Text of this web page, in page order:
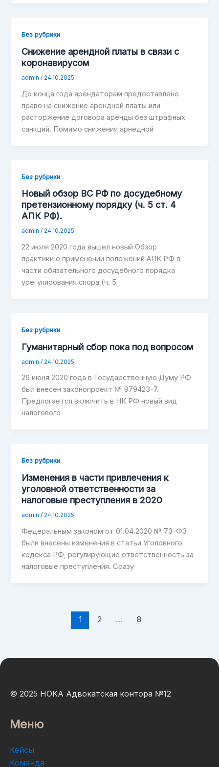
Без рубрики
Снижение арендной платы в связи с
коронавирусом
admin/ 24.10.2025
До конца года арендаторам предоставлено
право на снижение арендной платы или
расторжение договора аренды без штрафных
санкций. Помимо снижения арнедной
Без рубрики
Новый обзор ВС РФ по досудебному
претензионному порядку (ч. 5 ст. 4
АПК РФ).
admin/ 24.10.2025
22 июля 2020 года вышел новый Обзор
практики о применении положений АПК РФ в
части обязательного досудебного порядка
урегулирования спора (ч. 5
Без рубрики
Гуманитарный сбор пока под вопросом
admin/ 24.10.2025
26 июня 2020 года в Государственную Думу РФ
был внесен законопроект № 979423-7.
Предлогается включить в НК РФ новый вид
налогового
Без рубрики
Изменения в части привлечения к
уголовной ответственности за
налоговые преступления в 2020
admin/ 24.10.2025
Федеральным законом от 01.04.2020 № 73-ФЗ
были внесены изменения в статьи Уголовного
кодекса РФ, регулирующие ответственность за
налоговые преступления. Сразу
1 2 … 8
© 2025 НОКА Адвокатская контора №12
Меню
Кейсы
Команда